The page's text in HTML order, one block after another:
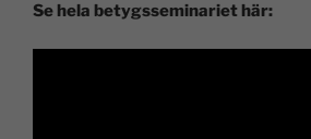
Se hela betygsseminariet här: